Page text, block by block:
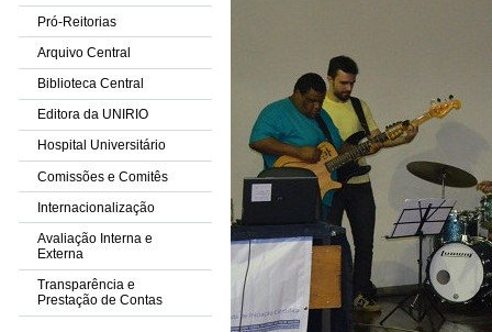
Pró-Reitorias
Arquivo Central
Biblioteca Central
Editora da UNIRIO
Hospital Universitário
Comissões e Comitês
Internacionalização
Avaliação Interna e
Externa
Transparência e
Prestação de Contas